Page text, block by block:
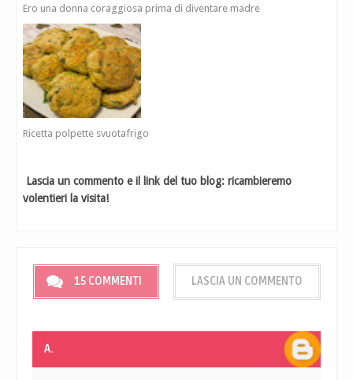
Ero una donna coraggiosa prima di diventare madre
Ricetta polpette svuotafrigo
Lascia un commento e il link del tuo blog: ricambieremo
volentieri la visita!
15 COMMENTI LASCIA UN COMMENTO
A.